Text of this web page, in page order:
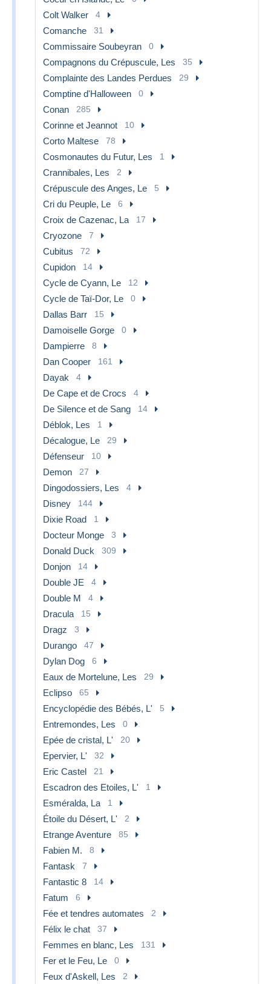
Colt Walker 4
Comanche 31
Commissaire Soubeyran 0
Compagnons du Crépuscule, Les 35
Complainte des Landes Perdues 29
Comptine d'Halloween 0
Conan 285
Corinne et Jeannot 10
Corto Maltese 78
Cosmonautes du Futur, Les 1
Crannibales, Les 2
Crépuscule des Anges, Le 5
Cri du Peuple, Le 6
Croix de Cazenac, La 17
Cryozone 7
Cubitus 72
Cupidon 14
Cycle de Cyann, Le 12
Cycle de Taï-Dor, Le 0
Dallas Barr 15
Damoiselle Gorge 0
Dampierre 8
Dan Cooper 161
Dayak 4
De Cape et de Crocs 4
De Silence et de Sang 14
Déblok, Les 1
Décalogue, Le 29
Défenseur 10
Demon 27
Dingodossiers, Les 4
Disney 144
Dixie Road 1
Docteur Monge 3
Donald Duck 309
Donjon 14
Double JE 4
Double M 4
Dracula 15
Dragz 3
Durango 47
Dylan Dog 6
Eaux de Mortelune, Les 29
Eclipso 65
Encyclopédie des Bébés, L' 5
Entremondes, Les 0
Epée de cristal, L' 20
Epervier, L' 32
Eric Castel 21
Escadron des Etoiles, L' 1
Esméralda, La 1
Étoile du Désert, L' 2
Etrange Aventure 85
Fabien M. 8
Fantask 7
Fantastic 8 14
Fatum 6
Fée et tendres automates 2
Félix le chat 37
Femmes en blanc, Les 131
Fer et le Feu, Le 0
Feux d'Askell, Les 2